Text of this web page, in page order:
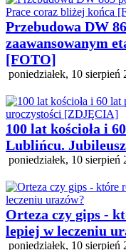
Przebudowa DW
zaawansowanym
[FOTO]
poniedziałek, 10 sierpień
100 lat kościoła i
Lublińcu.
poniedziałek, 10 sierpień
Orteza czy gips -
lepiej w leczeniu
poniedziałek, 10 sierpień